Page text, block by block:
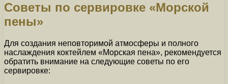
Советы по сервировке «Морской
пены»
Для создания неповторимой атмосферы и полного
наслаждения коктейлем «Морская пена», рекомендуется
обратить внимание на следующие советы по его
сервировке: